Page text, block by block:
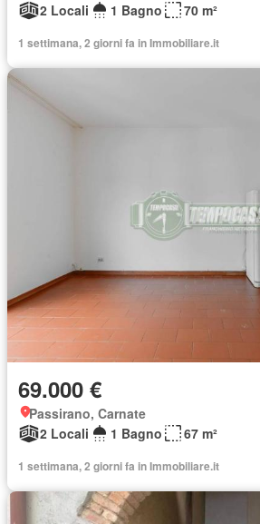
2 Locali
1 Bagno 70 m²
1 settimana, 2 giorni fa in Immobiliare.it
69.000 €
Passirano, Carnate
2 Locali
1 Bagno 67 m²
1 settimana, 2 giorni fa in Immobiliare.it